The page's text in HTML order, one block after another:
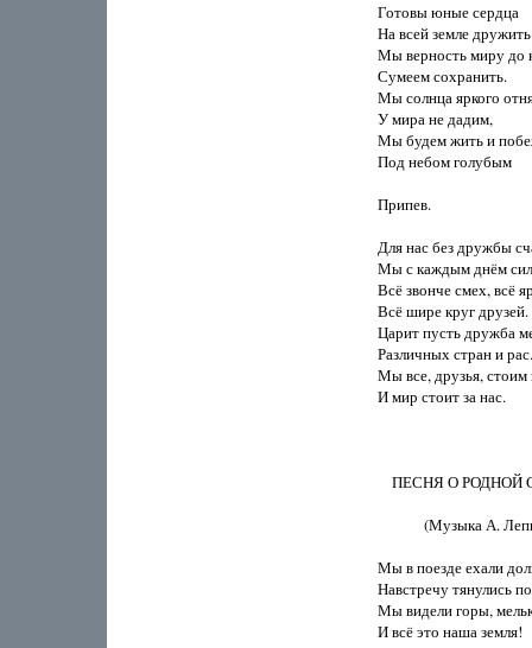
Готовы юные сердца
На всей земле
Мы верность миру до
Сумеем сохранить.
Мы солнца яркого
У мира не дадим,
Мы будем жить и
Под небом голубым
Припев.
Для нас без дружбы
Мы с каждым днём
Всё звонче смех, всё
Всё шире круг друзей.
Царит пусть дружба
Различных стран и
Мы все, друзья, стоим
И мир стоит за нас.
ПЕСНЯ О РОДНОЙ
(Музыка А.
Мы в поезде ехали
Навстречу тянулись
Мы видели горы,
И всё это наша земля!